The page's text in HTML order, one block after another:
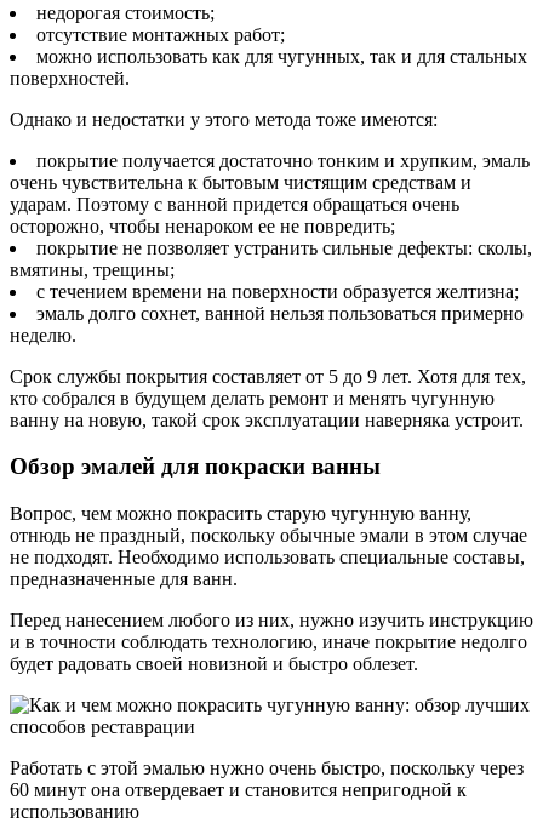
недорогая стоимость;
отсутствие монтажных работ;
можно использовать как для чугунных, так и для стальных
поверхностей.
Однако и недостатки у этого метода тоже имеются:
покрытие получается достаточно тонким и хрупким, эмаль
очень чувствительна к бытовым чистящим средствам и
ударам. Поэтому с ванной придется обращаться очень
осторожно, чтобы ненароком ее не повредить;
покрытие не позволяет устранить сильные дефекты: сколы,
вмятины, трещины;
с течением времени на поверхности образуется желтизна;
эмаль долго сохнет, ванной нельзя пользоваться примерно
неделю.
Срок службы покрытия составляет от 5 до 9 лет. Хотя для тех,
кто собрался в будущем делать ремонт и менять чугунную
ванну на новую, такой срок эксплуатации наверняка устроит.
Обзор эмалей для покраски ванны
Вопрос, чем можно покрасить старую чугунную ванну,
отнюдь не праздный, поскольку обычные эмали в этом случае
не подходят. Необходимо использовать специальные составы,
предназначенные для ванн.
Перед нанесением любого из них, нужно изучить инструкцию
и в точности соблюдать технологию, иначе покрытие недолго
будет радовать своей новизной и быстро облезет.
Работать с этой эмалью нужно очень быстро, поскольку через
60 минут она отвердевает и становится непригодной к
использованию